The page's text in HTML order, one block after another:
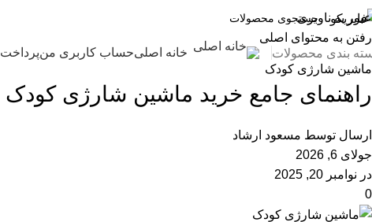
عبور به ناوبری
رفتن به محتوای اصلی
بندی محصولات خانه اصلیحساب کاربری منپرداخت
وبلاگ
خانه ماشین شارژی کودک
ماشین شارژی کودک
راهنمای جامع خرید ماشین شارژی کودک
ارسال توسط مسعود ارشاد
جولای 6, 2026
در نوامبر 20, 2025
0